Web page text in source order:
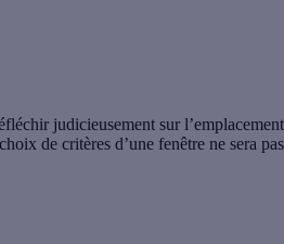
judicieusement sur
de critères d’une fenêtre ne sera